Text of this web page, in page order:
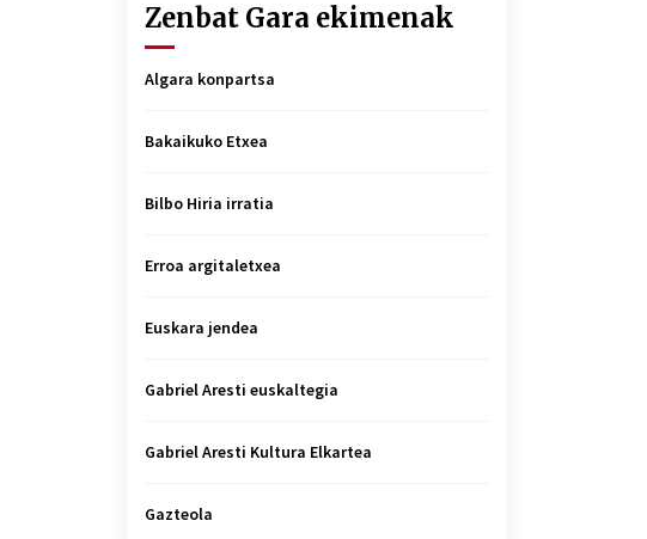
Zenbat Gara ekimenak
Algara konpartsa
Bakaikuko Etxea
Bilbo Hiria irratia
Erroa argitaletxea
Euskara jendea
Gabriel Aresti euskaltegia
Gabriel Aresti Kultura Elkartea
Gazteola